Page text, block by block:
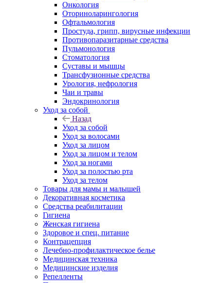
Онкология
Оториноларингология
Офтальмология
Простуда, грипп, вирусные инфекции
Противопаразитарные средства
Пульмонология
Стоматология
Суставы и мышцы
Трансфузионные средства
Урология, нефрология
Чаи и травы
Эндокринология
Уход за собой
Назад
Уход за собой
Уход за волосами
Уход за лицом
Уход за лицом и телом
Уход за ногами
Уход за полостью рта
Уход за телом
Товары для мамы и малышей
Декоративная косметика
Средства реабилитации
Гигиена
Женская гигиена
Здоровое и спец. питание
Контрацепция
Лечебно-профилактическое белье
Медицинская техника
Медицинские изделия
Репелленты